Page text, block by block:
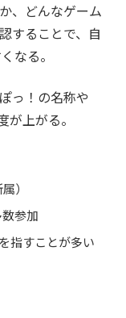
、どんなゲーム
することで、自
なる。
っ！の名称や
上がる。
）
参加
指すことが多い